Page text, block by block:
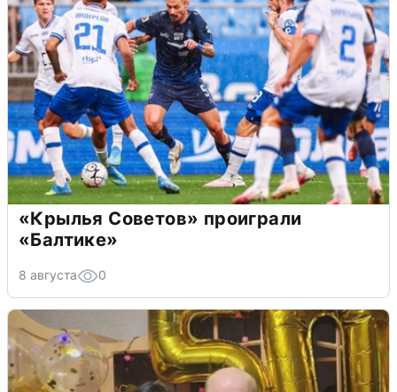
«Крылья Советов» проиграли
«Балтике»
8 августа 0